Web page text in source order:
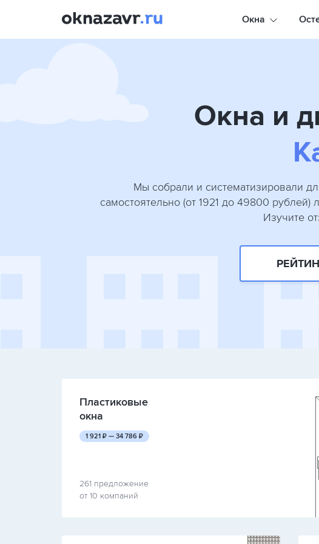
Окна
Окна и
Мы собрали и систематизировали
самостоятельно (от 1921 до 49800
Изучите
Пластиковые
окна
1 921 руб.
₽ — 34 786 руб.
₽
261 предложение
от 10 компаний